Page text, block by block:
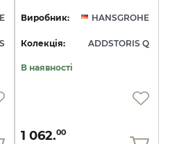
Виробник: HANSGROHE
Колекція: ADDSTORIS Q
В наявності
1 062.00